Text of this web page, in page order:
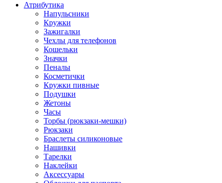
Атрибутика
Напульсники
Кружки
Зажигалки
Чехлы для телефонов
Кошельки
Значки
Пеналы
Косметички
Кружки пивные
Подушки
Жетоны
Часы
Торбы (рюкзаки-мешки)
Рюкзаки
Браслеты силиконовые
Нашивки
Тарелки
Наклейки
Аксессуары